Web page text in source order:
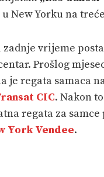
New Yorku na
zadnje vrijeme
Prošlog
je regata samaca
CIC. Nakon
regata za samce
York Vendee.